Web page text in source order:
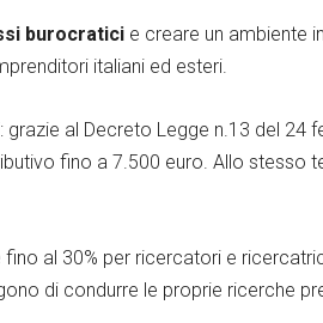
burocratici e creare un ambiente
italiani ed esteri.
grazie al Decreto Legge n.13 del
fino a 7.500 euro. Allo stesso
al 30% per ricercatori e
di condurre le proprie ricerche